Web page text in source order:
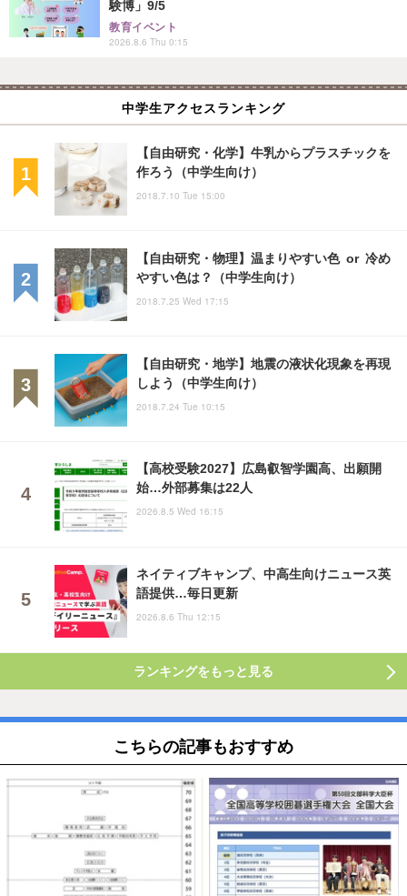
験博」9/5
教育イベント
2026.8.6 Thu 0:15
中学生アクセスランキング
【自由研究・化学】牛乳からプラスチックを
作ろう（中学生向け）
2018.7.10 Tue 15:00
【自由研究・物理】温まりやすい色 or 冷め
やすい色は？（中学生向け）
2018.7.25 Wed 17:15
【自由研究・地学】地震の液状化現象を再現
しよう（中学生向け）
2018.7.24 Tue 10:15
【高校受験2027】広島叡智学園高、出願開
始…外部募集は22人
2026.8.5 Wed 16:15
ネイティブキャンプ、中高生向けニュース英
語提供…毎日更新
2026.8.6 Thu 12:15
ランキングをもっと見る
こちらの記事もおすすめ